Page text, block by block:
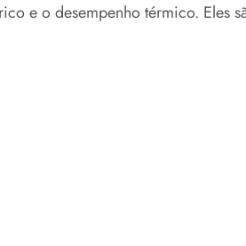
e o desempenho térmico. Eles